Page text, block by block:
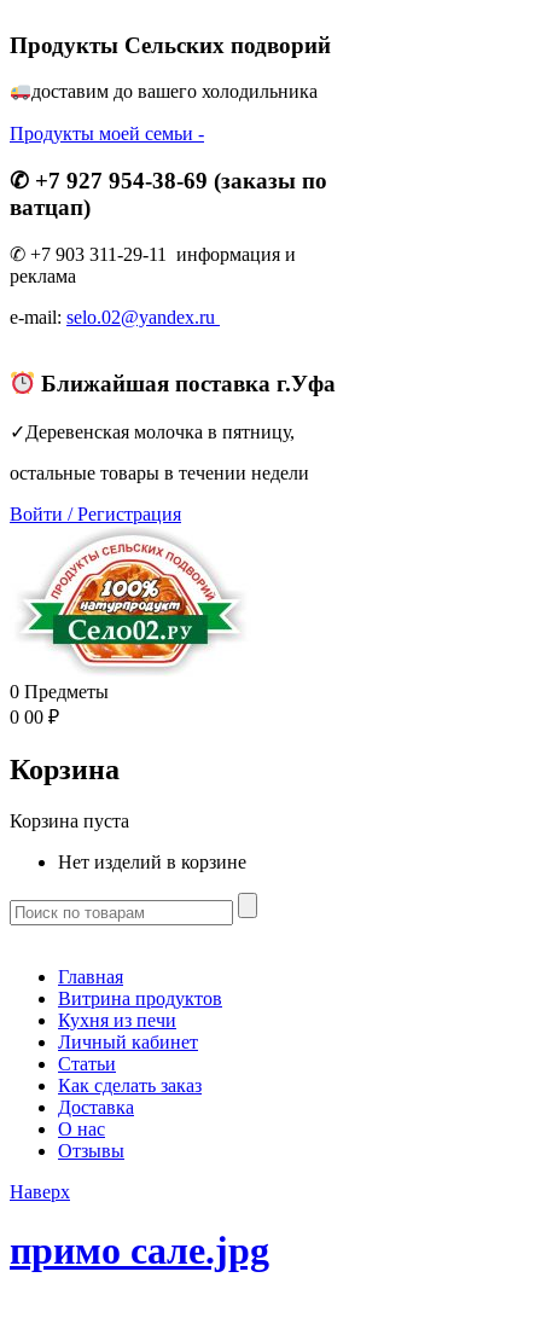
Продукты Сельских подворий
доставим до вашего холодильника
Продукты моей семьи -
✆ +7 927 954-38-69 (заказы по
ватцап)
✆ +7 903 311-29-11 информация и
реклама
e-mail: selo.02@yandex.ru
Ближайшая поставка г.Уфа
✓Деревенская молочка в пятницу,
остальные товары в течении недели
Войти /Регистрация
0 Предметы
0 00 ₽
Корзина
Корзина пуста
Нет изделий в корзине
Главная
Витрина продуктов
Кухня из печи
Личный кабинет
Статьи
Как сделать заказ
Доставка
О нас
Отзывы
Наверх
примо сале.jpg